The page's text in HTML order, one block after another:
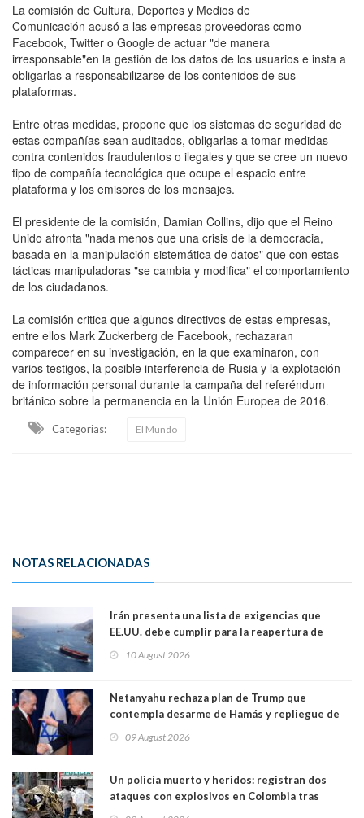
La comisión de Cultura, Deportes y Medios de
Comunicación acusó a las empresas proveedoras como
Facebook, Twitter o Google de actuar "de manera
irresponsable"en la gestión de los datos de los usuarios e insta a
obligarlas a responsabilizarse de los contenidos de sus
plataformas.
Entre otras medidas, propone que los sistemas de seguridad de
estas compañías sean auditados, obligarlas a tomar medidas
contra contenidos fraudulentos o ilegales y que se cree un nuevo
tipo de compañía tecnológica que ocupe el espacio entre
plataforma y los emisores de los mensajes.
El presidente de la comisión, Damian Collins, dijo que el Reino
Unido afronta "nada menos que una crisis de la democracia,
basada en la manipulación sistemática de datos" que con estas
tácticas manipuladoras "se cambia y modifica" el comportamiento
de los ciudadanos.
La comisión critica que algunos directivos de estas empresas,
entre ellos Mark Zuckerberg de Facebook, rechazaran
comparecer en su investigación, en la que examinaron, con
varios testigos, la posible interferencia de Rusia y la explotación
de información personal durante la campaña del referéndum
británico sobre la permanencia en la Unión Europea de 2016.
Categorias: El Mundo
NOTAS RELACIONADAS
Irán presenta una lista de exigencias que
EE.UU. debe cumplir para la reapertura de
10 August 2026
Netanyahu rechaza plan de Trump que
contempla desarme de Hamás y repliegue de
09 August 2026
Un policía muerto y heridos: registran dos
ataques con explosivos en Colombia tras